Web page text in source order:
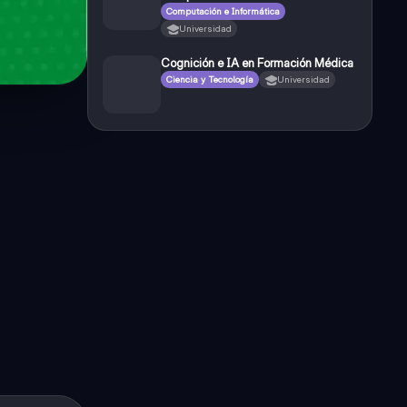
Computación e Informática
Universidad
Cognición e IA en Formación Médica
Ciencia y Tecnología Universidad